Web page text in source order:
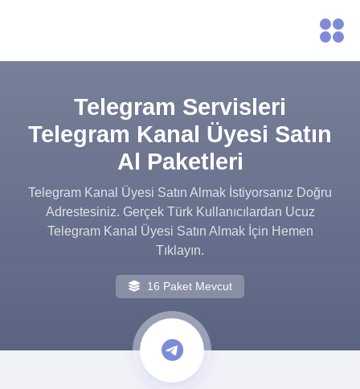
Telegram Servisleri
Telegram Kanal Üyesi Satın
Al Paketleri
Telegram Kanal Üyesi Satın Almak İstiyorsanız Doğru
Adrestesiniz. Gerçek Türk Kullanıcılardan Ucuz
Telegram Kanal Üyesi Satın Almak İçin Hemen
Tıklayın.
16 Paket Mevcut